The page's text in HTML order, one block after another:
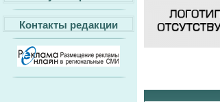
Контакты редакции